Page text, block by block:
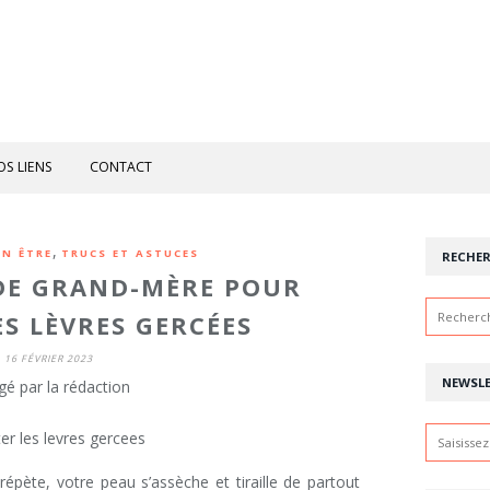
LIENS CONTACT
ÊTRE , TRUCS ET ASTUCES
GRAND-MÈRE POUR
LÈVRES GERCÉES
16 FÉVRIER 2023
par la rédaction
votre peau s’assèche et tiraille de partout